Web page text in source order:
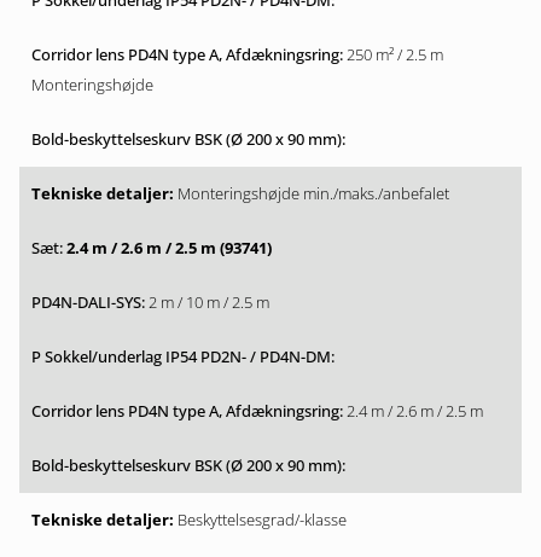
250 m² / 2.5 m
Monteringshøjde
Monteringshøjde min./maks./anbefalet
2.4 m / 2.6 m / 2.5 m (93741)
2 m / 10 m / 2.5 m
2.4 m / 2.6 m / 2.5 m
Beskyttelsesgrad/-klasse